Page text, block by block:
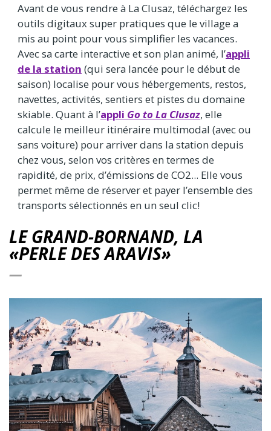
Avant de vous rendre à La Clusaz, téléchargez les
outils digitaux super pratiques que le village a
mis au point pour vous simplifier les vacances.
Avec sa carte interactive et son plan animé, l’appli
de la station (qui sera lancée pour le début de
saison) localise pour vous hébergements, restos,
navettes, activités, sentiers et pistes du domaine
skiable. Quant à l’appli Go to La Clusaz, elle
calcule le meilleur itinéraire multimodal (avec ou
sans voiture) pour arriver dans la station depuis
chez vous, selon vos critères en termes de
rapidité, de prix, d’émissions de CO2... Elle vous
permet même de réserver et payer l’ensemble des
transports sélectionnés en un seul clic!
LE GRAND-BORNAND, LA
«PERLE DES ARAVIS»